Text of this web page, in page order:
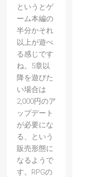
というとゲ
ーム本編の
半分かそれ
以上が遊べ
る感じです
ね。5章以
降を遊びた
い場合は
2,000円のア
ップデート
が必要にな
る、という
販売形態に
なるようで
す。RPGの